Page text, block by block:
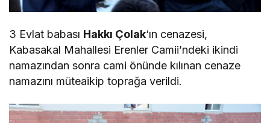
3 Evlat babası Hakkı Çolak‘ın cenazesi,
Kabasakal Mahallesi Erenler Camii’ndeki ikindi
namazından sonra cami önünde kılınan cenaze
namazını müteaikip toprağa verildi.